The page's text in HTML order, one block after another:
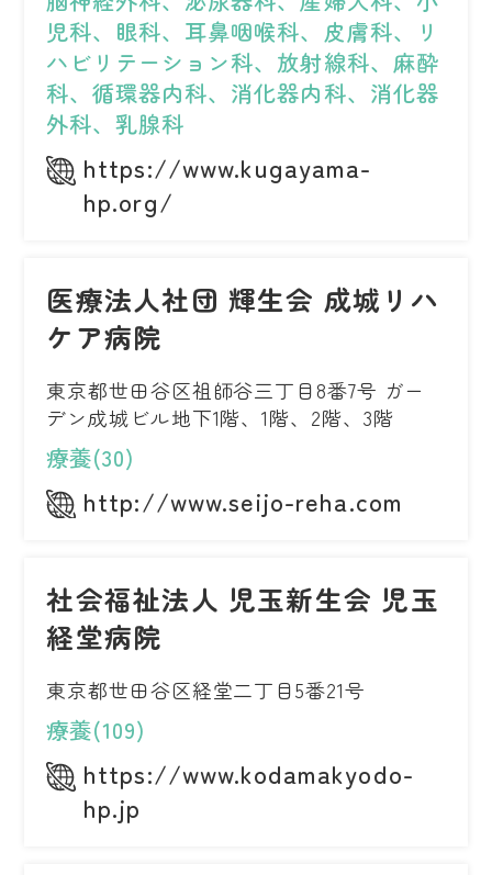
児科、眼科、耳鼻咽喉科、皮膚科、リ
ハビリテーション科、放射線科、麻酔
科、循環器内科、消化器内科、消化器
外科、乳腺科
https://www.kugayama-
hp.org/
医療法人社団 輝生会 成城リハ
ケア病院
東京都世田谷区祖師谷三丁目8番7号 ガー
デン成城ビル地下1階、1階、2階、3階
療養(30)
http://www.seijo-reha.com
社会福祉法人 児玉新生会 児玉
経堂病院
東京都世田谷区経堂二丁目5番21号
療養(109)
https://www.kodamakyodo-
hp.jp